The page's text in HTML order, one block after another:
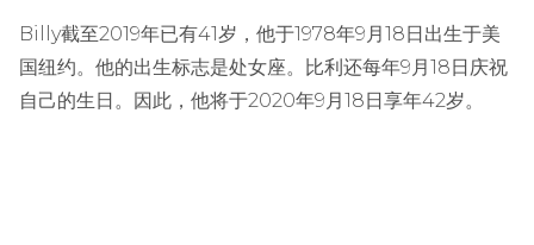
Billy截至2019年已有41岁，他于1978年9月18日出生于美
国纽约。他的出生标志是处女座。比利还每年9月18日庆祝
自己的生日。因此，他将于2020年9月18日享年42岁。